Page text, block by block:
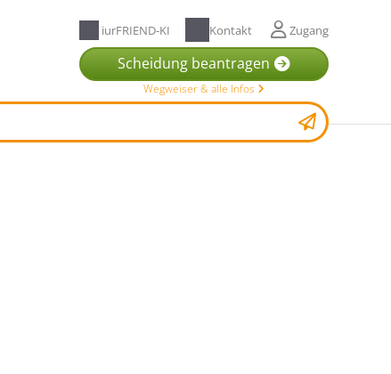
iurFRIEND-KI Kontakt Zugang
Scheidung beantragen
Wegweiser & alle Infos